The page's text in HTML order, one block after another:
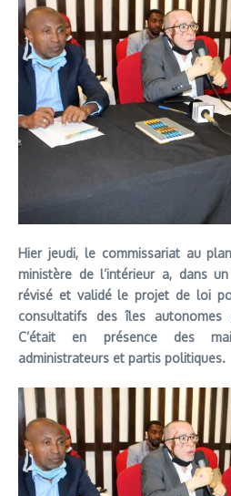
Hier jeudi, le commissariat au
ministère de l’intérieur a, dans
révisé et validé le projet de loi
consultatifs des îles autonomes
C’était en présence des
administrateurs et partis politiques.